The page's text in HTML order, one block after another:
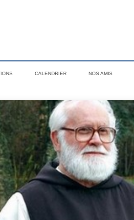
CALENDRIER NOS AMIS